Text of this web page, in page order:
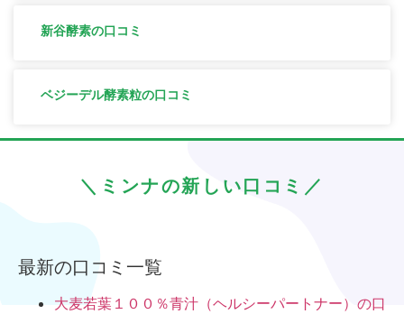
新谷酵素の口コミ
ベジーデル酵素粒の口コミ
＼ミンナの新しい口コミ／
最新の口コミ一覧
大麦若葉１００％青汁（ヘルシーパートナー）の口